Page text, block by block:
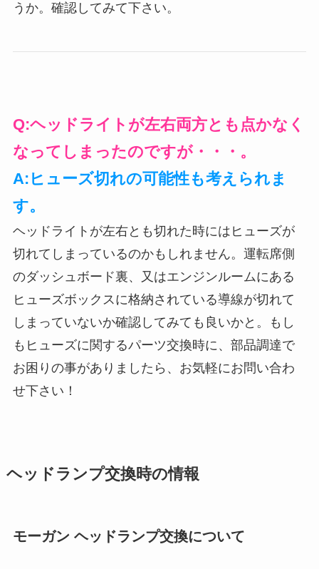
うか。確認してみて下さい。
Q:ヘッドライトが左右両方とも点かなく
なってしまったのですが・・・。
A:ヒューズ切れの可能性も考えられま
す。
ヘッドライトが左右とも切れた時にはヒューズが
切れてしまっているのかもしれません。運転席側
のダッシュボード裏、又はエンジンルームにある
ヒューズボックスに格納されている導線が切れて
しまっていないか確認してみても良いかと。もし
もヒューズに関するパーツ交換時に、部品調達で
お困りの事がありましたら、お気軽にお問い合わ
せ下さい！
ヘッドランプ交換時の情報
モーガン ヘッドランプ交換について